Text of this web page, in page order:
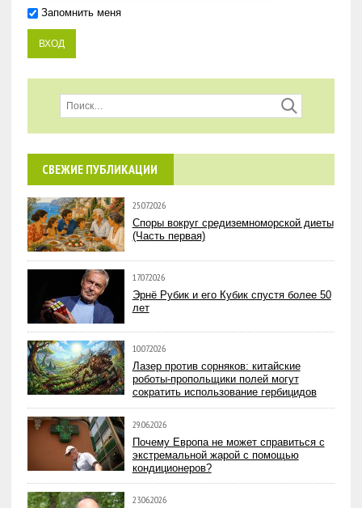
Запомнить меня
СВЕЖИЕ ПУБЛИКАЦИИ
25.07.2026
Споры вокруг средиземноморской диеты
(Часть первая)
17.07.2026
Эрнё Рубик и его Кубик спустя более 50
лет
10.07.2026
Лазер против сорняков: китайские
роботы-пропольщики полей могут
сократить использование гербицидов
29.06.2026
Почему Европа не может справиться с
экстремальной жарой с помощью
кондиционеров?
23.06.2026